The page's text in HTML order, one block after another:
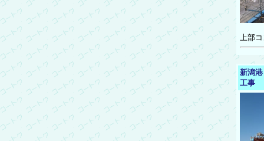
上部
新潟
工事